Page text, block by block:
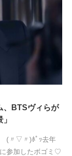
、BTSヴィらが
(〃▽〃)ﾎﾟｯ去年
参加したボゴミ♡